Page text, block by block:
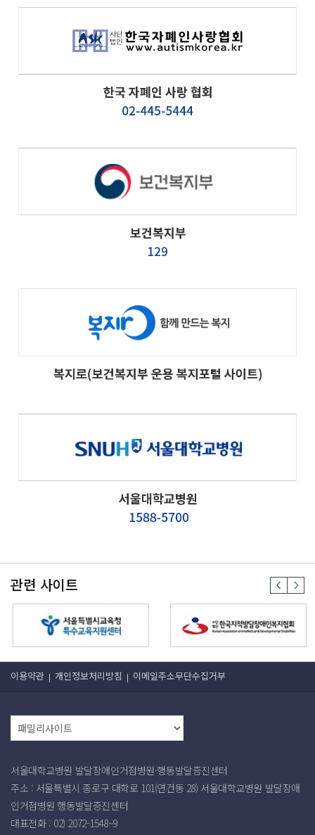
관련 사이트
이용약관 개인정보처리방침 이메일주소무단수집거부
서울대학교병원 발달장애인거점병원·행동발달증진센터
주소 : 서울특별시 종로구 대학로 101(연건동 28) 서울대학교병원 발달장애
인거점병원 행동발달증진센터
대표전화 : 02) 2072-1548~9